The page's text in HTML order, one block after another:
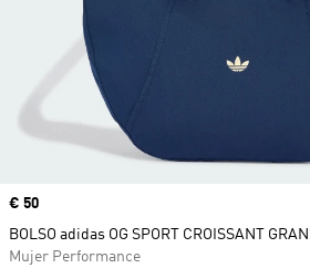
Precio
€ 50
BOLSO adidas OG SPORT CROISSANT
Mujer Performance